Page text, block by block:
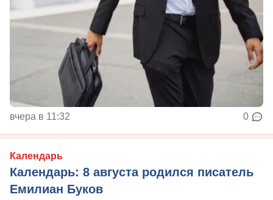
вчера в 11:32 0
Календарь
Календарь: 8 августа родился писатель
Емилиан Буков